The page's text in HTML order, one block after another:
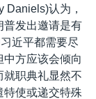
Daniels)认为，
普发出邀请是有
近平都需要尽
方应该会倾向
就职典礼显然不
特使或递交特殊